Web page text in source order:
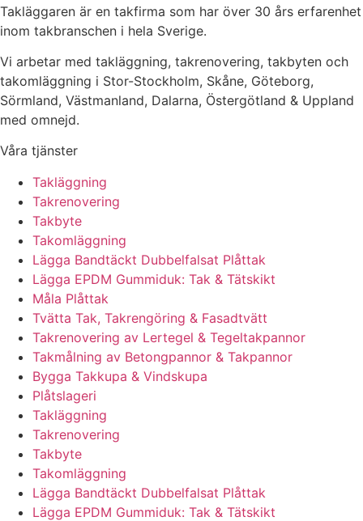
Takläggaren är en takfirma som har över 30 års erfarenhet
inom takbranschen i hela Sverige.
Vi arbetar med takläggning, takrenovering, takbyten och
takomläggning i Stor-Stockholm, Skåne, Göteborg,
Sörmland, Västmanland, Dalarna, Östergötland & Uppland
med omnejd.
Våra tjänster
Takläggning
Takrenovering
Takbyte
Takomläggning
Lägga Bandtäckt Dubbelfalsat Plåttak
Lägga EPDM Gummiduk: Tak & Tätskikt
Måla Plåttak
Tvätta Tak, Takrengöring & Fasadtvätt
Takrenovering av Lertegel & Tegeltakpannor
Takmålning av Betongpannor & Takpannor
Bygga Takkupa & Vindskupa
Plåtslageri
Takläggning
Takrenovering
Takbyte
Takomläggning
Lägga Bandtäckt Dubbelfalsat Plåttak
Lägga EPDM Gummiduk: Tak & Tätskikt